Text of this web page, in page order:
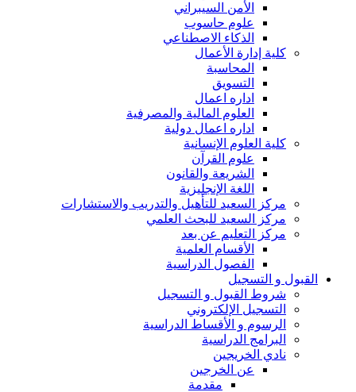
الأمن السيبراني
علوم حاسوب
الذكاء الاصطناعي
كلية إدارة الأعمال
المحاسبة
التسويق
اداره اعمال
العلوم المالية والمصرفية
اداره اعمال دولية
كلية العلوم الإنسانية
علوم القرآن
الشريعة والقانون
اللغة الإنجليزية
مركز السعيد للتأهيل والتدريب والاستشارات
مركز السعيد للبحث العلمي
مركز التعليم عن بعد
الأقسام العلمية
الفصول الدراسية
القبول و التسجيل
شروط القبول و التسجيل
التسجيل الإلكتروني
الرسوم و الأقساط الدراسية
البرامج الدراسية
نادي الخريجين
عن الخرجين
مقدمة